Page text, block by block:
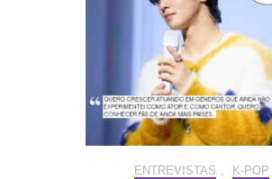
ENTREVISTAS , K-POP